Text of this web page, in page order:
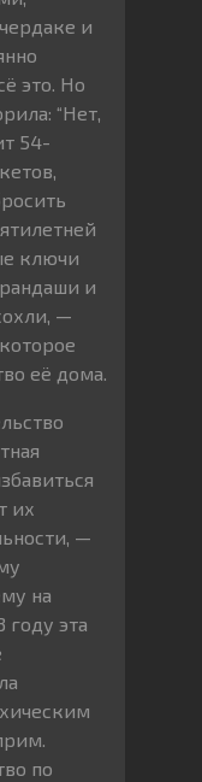
и
это. Но
“Нет,
54-
ключи
и
—
её дома.
их
—
на
году эта
по